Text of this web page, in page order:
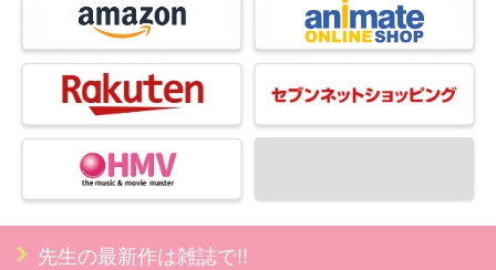
先生の最新作は雑誌で!!